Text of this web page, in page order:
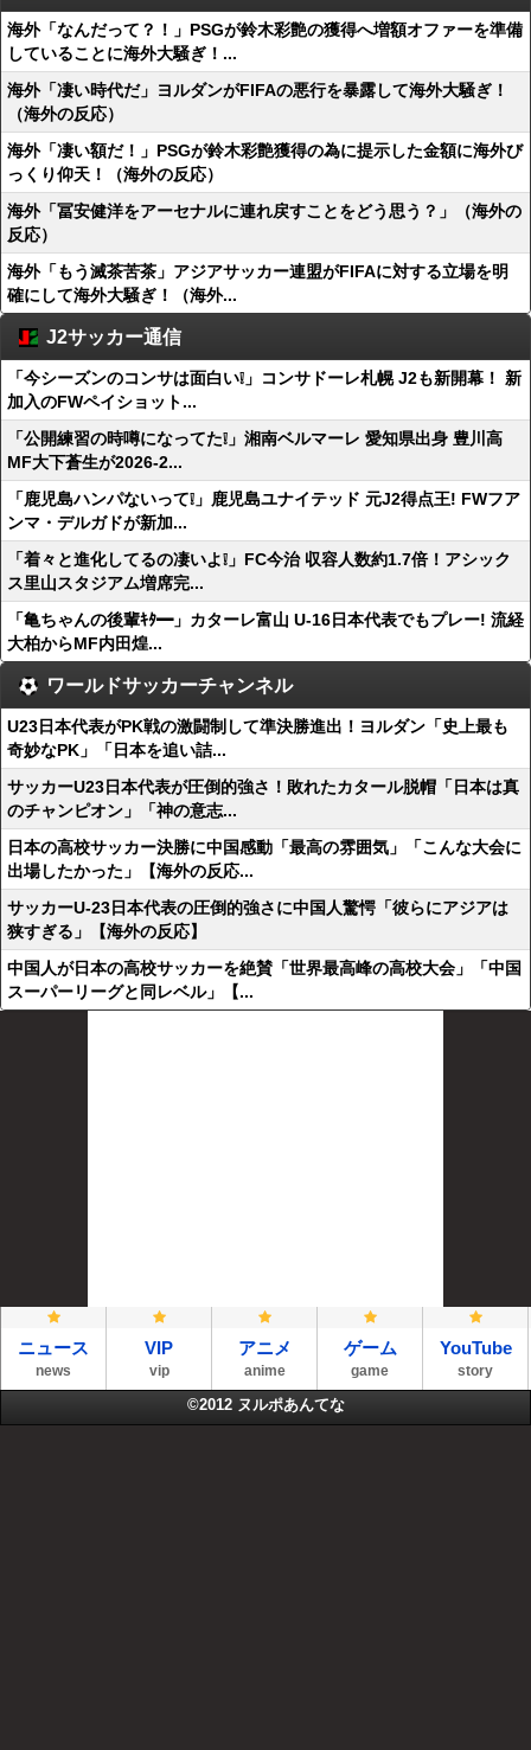
海外「なんだって？！」PSGが鈴木彩艶の獲得へ増額オファーを準備
していることに海外大騒ぎ！...
海外「凄い時代だ」ヨルダンがFIFAの悪行を暴露して海外大騒ぎ！
（海外の反応）
海外「凄い額だ！」PSGが鈴木彩艶獲得の為に提示した金額に海外び
っくり仰天！（海外の反応）
海外「冨安健洋をアーセナルに連れ戻すことをどう思う？」（海外の
反応）
海外「もう滅茶苦茶」アジアサッカー連盟がFIFAに対する立場を明
確にして海外大騒ぎ！（海外...
J2サッカー通信
「今シーズンのコンサは面白い❕」コンサドーレ札幌 J2も新開幕！ 新
加入のFWペイショット...
「公開練習の時噂になってた❕」湘南ベルマーレ 愛知県出身 豊川高
MF大下蒼生が2026-2...
「鹿児島ハンパないって❕」鹿児島ユナイテッド 元J2得点王! FWフア
ンマ・デルガドが新加...
「着々と進化してるの凄いよ❕」FC今治 収容人数約1.7倍！アシック
ス里山スタジアム増席完...
「亀ちゃんの後輩ｷﾀ━」カターレ富山 U-16日本代表でもプレー! 流経
大柏からMF内田煌...
ワールドサッカーチャンネル
U23日本代表がPK戦の激闘制して準決勝進出！ヨルダン「史上最も
奇妙なPK」「日本を追い詰...
サッカーU23日本代表が圧倒的強さ！敗れたカタール脱帽「日本は真
のチャンピオン」「神の意志...
日本の高校サッカー決勝に中国感動「最高の雰囲気」「こんな大会に
出場したかった」【海外の反応...
サッカーU-23日本代表の圧倒的強さに中国人驚愕「彼らにアジアは
狭すぎる」【海外の反応】
中国人が日本の高校サッカーを絶賛「世界最高峰の高校大会」「中国
スーパーリーグと同レベル」【...
ニュース
news
VIP
vip
アニメ
anime
ゲーム
game
YouTube
story
©2012 ヌルポあんてな